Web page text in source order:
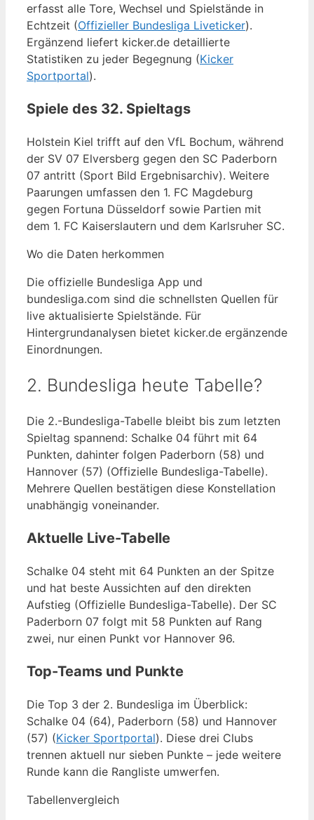
erfasst alle Tore, Wechsel und Spielstände in
Echtzeit (Offizieller Bundesliga Liveticker).
Ergänzend liefert kicker.de detaillierte
Statistiken zu jeder Begegnung (Kicker
Sportportal).
Spiele des 32. Spieltags
Holstein Kiel trifft auf den VfL Bochum, während
der SV 07 Elversberg gegen den SC Paderborn
07 antritt (Sport Bild Ergebnisarchiv). Weitere
Paarungen umfassen den 1. FC Magdeburg
gegen Fortuna Düsseldorf sowie Partien mit
dem 1. FC Kaiserslautern und dem Karlsruher SC.
Wo die Daten herkommen
Die offizielle Bundesliga App und
bundesliga.com sind die schnellsten Quellen für
live aktualisierte Spielstände. Für
Hintergrundanalysen bietet kicker.de ergänzende
Einordnungen.
2. Bundesliga heute Tabelle?
Die 2.-Bundesliga-Tabelle bleibt bis zum letzten
Spieltag spannend: Schalke 04 führt mit 64
Punkten, dahinter folgen Paderborn (58) und
Hannover (57) (Offizielle Bundesliga-Tabelle).
Mehrere Quellen bestätigen diese Konstellation
unabhängig voneinander.
Aktuelle Live-Tabelle
Schalke 04 steht mit 64 Punkten an der Spitze
und hat beste Aussichten auf den direkten
Aufstieg (Offizielle Bundesliga-Tabelle). Der SC
Paderborn 07 folgt mit 58 Punkten auf Rang
zwei, nur einen Punkt vor Hannover 96.
Top-Teams und Punkte
Die Top 3 der 2. Bundesliga im Überblick:
Schalke 04 (64), Paderborn (58) und Hannover
(57) (Kicker Sportportal). Diese drei Clubs
trennen aktuell nur sieben Punkte – jede weitere
Runde kann die Rangliste umwerfen.
Tabellenvergleich